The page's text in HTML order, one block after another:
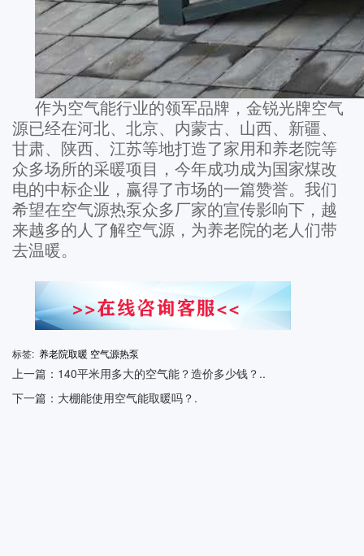
作为空气能行业的领军品牌，金锐光牌空气
源已经在河北、北京、内蒙古、山西、新疆、
甘肃、陕西、江苏等地打造了家用和养老院等
众多场所的采暖项目，今年成功成为国家煤改
电的中标企业，赢得了市场的一篇赞誉。我们
希望在空气源热泵众多厂家的宣传影响下，越
来越多的人了解空气源，为养老院的老人们带
去温暖。
标签: 养老院取暖 空气源热泵
上一篇：140平米用多大的空气能？造价多少钱？..
下一篇：大棚能使用空气能取暖吗？.